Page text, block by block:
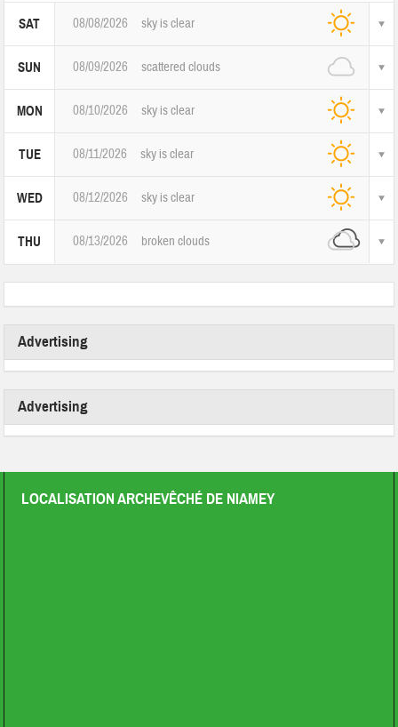
SAT 08/08/2026 sky is clear
SUN 08/09/2026 scattered clouds
MON 08/10/2026 sky is clear
TUE 08/11/2026 sky is clear
WED 08/12/2026 sky is clear
THU 08/13/2026 broken clouds
Advertising
Advertising
LOCALISATION ARCHEVÊCHÉ DE NIAMEY